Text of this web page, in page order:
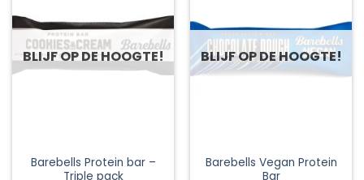
BLIJF OP DE HOOGTE!
Barebells Protein bar –
Triple pack
BLIJF OP DE HOOGTE!
Barebells Vegan Protein
Bar